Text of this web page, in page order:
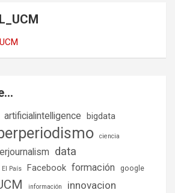
artificialintelligence bigdata
ciencia
data
El País Facebook formación google
información innovacion